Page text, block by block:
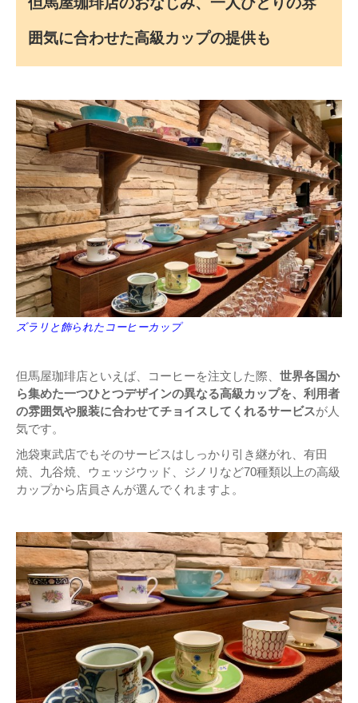
囲気に合わせた高級カップの提供も
ズラリと飾られたコーヒーカップ
但馬屋珈琲店といえば、コーヒーを注文した際、 世界各国か
ら集めた一つひとつデザインの異なる高級カップを、利用者
の雰囲気や服装に合わせてチョイスしてくれるサービスが人
気です。
池袋東武店でもそのサービスはしっかり引き継がれ、有田
焼、九谷焼、ウェッジウッド、ジノリなど70種類以上の高級
カップから店員さんが選んでくれますよ。